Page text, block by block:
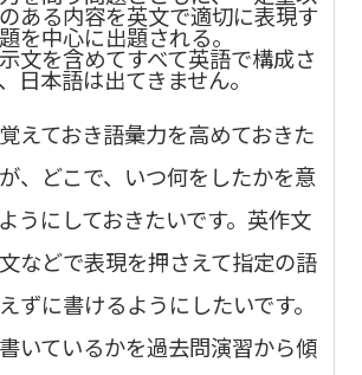
ある内容を英文で適切に表現す
を中心に出題される。
文を含めてすべて英語で構成さ
日本語は出てきません。
えておき語彙力を高めておきた
、どこで、いつ何をしたかを意
うにしておきたいです。英作文
などで表現を押さえて指定の語
ずに書けるようにしたいです。
いているかを過去問演習から傾